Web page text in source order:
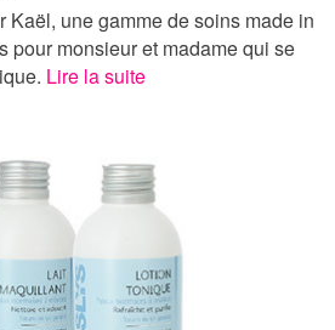
Kaël, une gamme de soins made in
pour monsieur et madame qui se
Lire la suite